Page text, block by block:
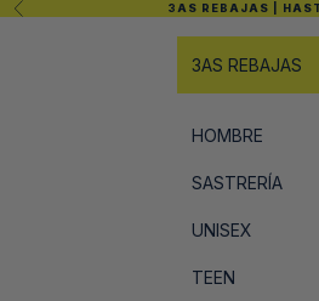
Ir al contenido
Anterior 3AS REBAJAS |
3AS REBAJAS
HOMBRE
SASTRERÍA
UNISEX
TEEN